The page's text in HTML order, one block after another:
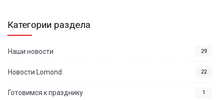
Категории раздела
Наши новости 29
Новости Lomond 22
Готовимся к празднику 1